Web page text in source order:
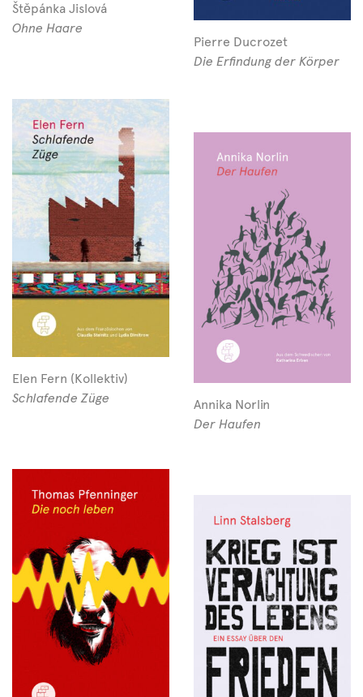
Štěpánka Jislová
Ohne Haare
Pierre Ducrozet
Die Erfindung der Körper
Elen Fern (Kollektiv)
Schlafende Züge
Annika Norlin
Der Haufen